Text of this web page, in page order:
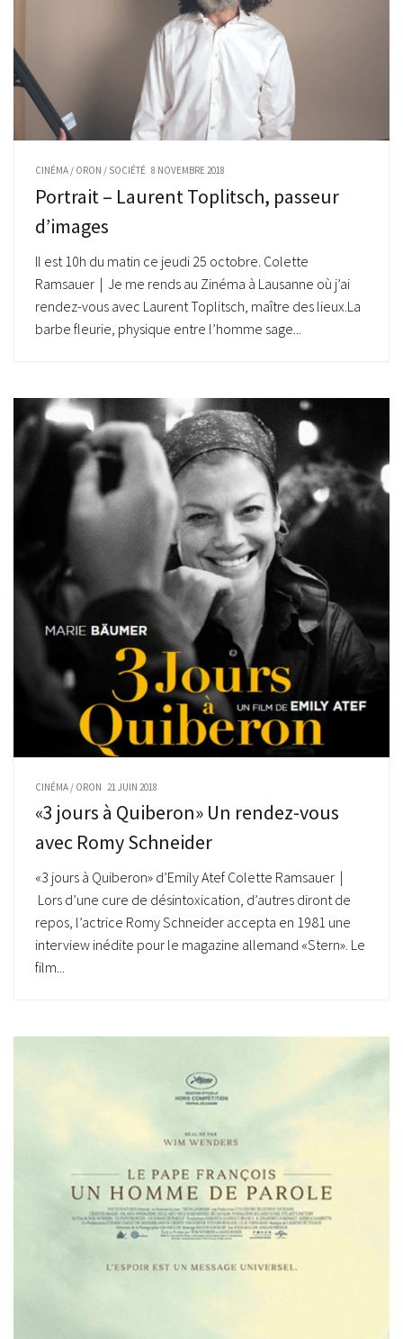
CINÉMA / ORON / SOCIÉTÉ 8 NOVEMBRE 2018
Portrait – Laurent Toplitsch, passeur
d’images
Il est 10h du matin ce jeudi 25 octobre. Colette
Ramsauer | Je me rends au Zinéma à Lausanne où j’ai
rendez-vous avec Laurent Toplitsch, maître des lieux.La
barbe fleurie, physique entre l’homme sage...
CINÉMA / ORON 21 JUIN 2018
«3 jours à Quiberon» Un rendez-vous
avec Romy Schneider
«3 jours à Quiberon» d’Emily Atef Colette Ramsauer |
Lors d’une cure de désintoxication, d’autres diront de
repos, l’actrice Romy Schneider accepta en 1981 une
interview inédite pour le magazine allemand «Stern». Le
film...